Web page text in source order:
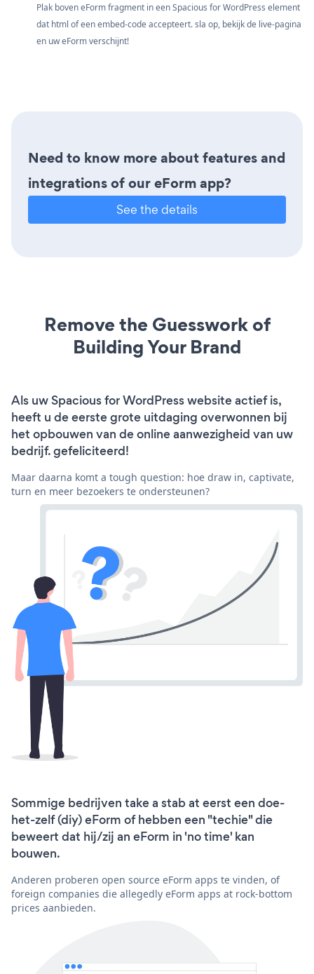
Plak boven eForm fragment in een Spacious for WordPress element
dat html of een embed-code accepteert. sla op, bekijk de live-pagina
en uw eForm verschijnt!
Need to know more about features and
integrations of our eForm app?
See the details
Remove the Guesswork of
Building Your Brand
Als uw Spacious for WordPress website actief is,
heeft u de eerste grote uitdaging overwonnen bij
het opbouwen van de online aanwezigheid van uw
bedrijf. gefeliciteerd!
Maar daarna komt a tough question: hoe draw in, captivate,
turn en meer bezoekers te ondersteunen?
Sommige bedrijven take a stab at eerst een doe-
het-zelf (diy) eForm of hebben een "techie" die
beweert dat hij/zij an eForm in 'no time' kan
bouwen.
Anderen proberen open source eForm apps te vinden, of
foreign companies die allegedly eForm apps at rock-bottom
prices aanbieden.